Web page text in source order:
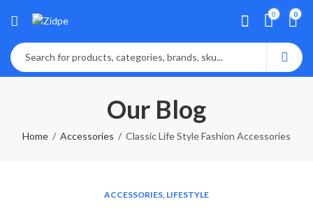
0 0
Our Blog
Home Accessories Classic Life Style Fashion Accessories
ACCESSORIES, LIFESTYLE